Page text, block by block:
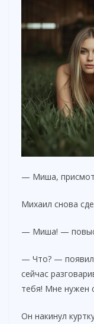
— Миша,
Михаил снова
— Миша! —
— Что? —
сейчас
тебя! Мне нужен
Он накинул